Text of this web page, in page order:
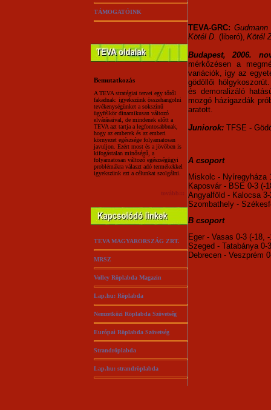
TÁMOGATÓINK
Bemutatkozás
A TEVA stratégiai tervei egy tőről
fakadnak: igyekszünk összehangolni
tevékenységünket a sokszínű
ügyfélkör dinamikusan változó
elvárásaival, de mindenek előtt a
TEVA azt tartja a legfontosabbnak,
hogy az emberek és az emberi
környezet egészsége folyamatosan
javuljon. Ezért most és a jövőben is
kifogástalan minőségű, a
folyamatosan változó egészségügyi
problémákra választ adó termékekkel
igyekszünk ezt a célunkat szolgálni.
tovább:::
TEVA MAGYARORSZÁG ZRT.
MRSZ
Volley Röplabda Magazin
Lap.hu: Röplabda
Nemzetközi Röplabda Szövetség
Európai Röplabda Szövetség
Strandröplabda
Lap.hu: strandröplabda
TEVA-GRC:
Kötél D. (liberó), Kötél
Budapest, 2006.
mérkőzésen a
variációk, így az
gödöllői
és demoralizáló
mozgó házigazdák
aratott.
Juniorok:TFSE -
A csoport
Miskolc - Nyíregyháza
Kaposvár - BSE 0-3 (-
Angyalföld - Kalocsa
Szombathely -
B csoport
Eger - Vasas 0-3 (-18, -
Szeged - Tatabánya 0-
Debrecen - Veszprém